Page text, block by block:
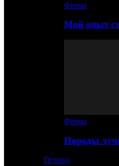
Ферма
Мой опыт
Ферма
Породы
Огород